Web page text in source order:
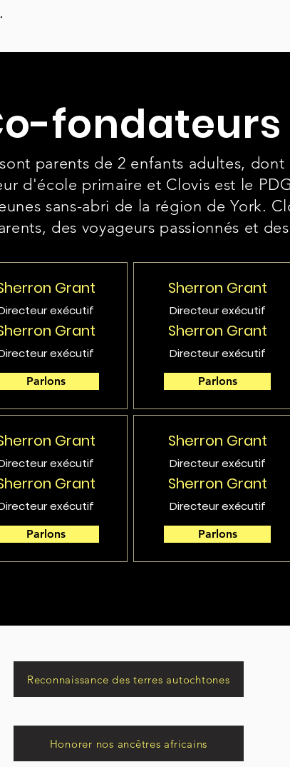
fondateurs
parents de 2 enfants adultes, dont
d'école primaire et Clovis est le
sans-abri de la région de York.
des voyageurs passionnés et
Grant
exécutif
Grant
exécutif
Parlons
Grant
exécutif
Grant
exécutif
Parlons
Sherron Grant
Directeur exécutif
Sherron Grant
Directeur exécutif
Parlons
Sherron Grant
Directeur exécutif
Sherron Grant
Directeur exécutif
Parlons
Reconnaissance des terres autochtones
Honorer nos ancêtres africains